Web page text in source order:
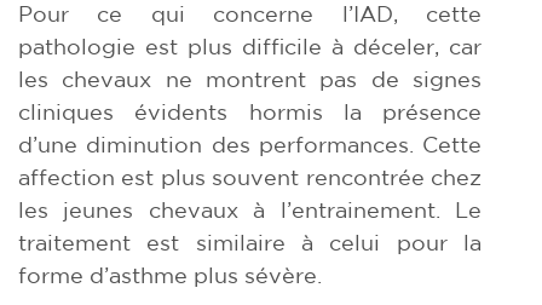
Pour ce qui concerne l’IAD, cette
pathologie est plus difficile à déceler, car
les chevaux ne montrent pas de signes
cliniques évidents hormis la présence
d’une diminution des performances. Cette
affection est plus souvent rencontrée chez
les jeunes chevaux à l’entrainement. Le
traitement est similaire à celui pour la
forme d’asthme plus sévère.